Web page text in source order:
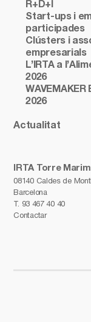
IRTA Torre
08140 Caldes de
Barcelona
T. 93 467 40 40
Contactar
R+D+I
Start-ups i
participades
Clústers i
empresarials
L’IRTA a
2026
WAVEMAKER
2026
Actualitat